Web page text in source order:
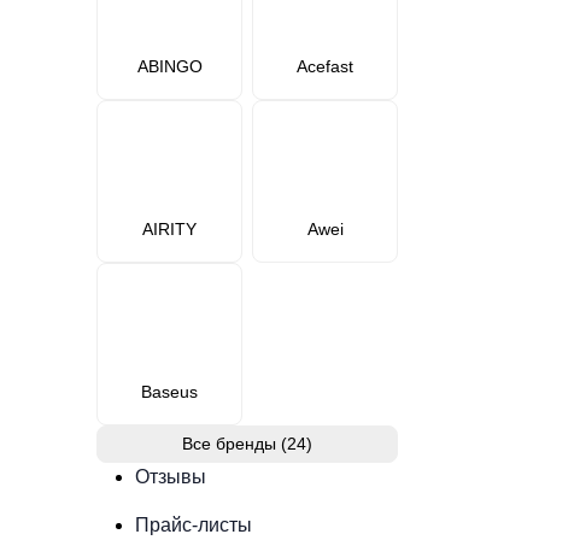
ABINGO Acefast
AIRITY Awei
Baseus
Все бренды (24)
Отзывы
Прайс-листы